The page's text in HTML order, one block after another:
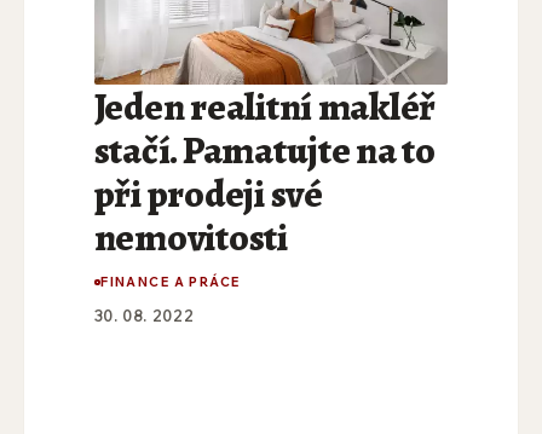
Jeden realitní makléř
stačí. Pamatujte na to
při prodeji své
nemovitosti
FINANCE A PRÁCE
30. 08. 2022